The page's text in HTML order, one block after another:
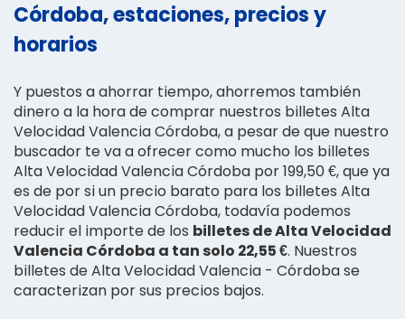
Córdoba, estaciones, precios y
horarios
Y puestos a ahorrar tiempo, ahorremos también
dinero a la hora de comprar nuestros billetes Alta
Velocidad Valencia Córdoba, a pesar de que nuestro
buscador te va a ofrecer como mucho los billetes
Alta Velocidad Valencia Córdoba por 199,50 €, que ya
es de por si un precio barato para los billetes Alta
Velocidad Valencia Córdoba, todavía podemos
reducir el importe de los billetes de Alta Velocidad
Valencia Córdoba a tan solo 22,55 €. Nuestros
billetes de Alta Velocidad Valencia - Córdoba se
caracterizan por sus precios bajos.